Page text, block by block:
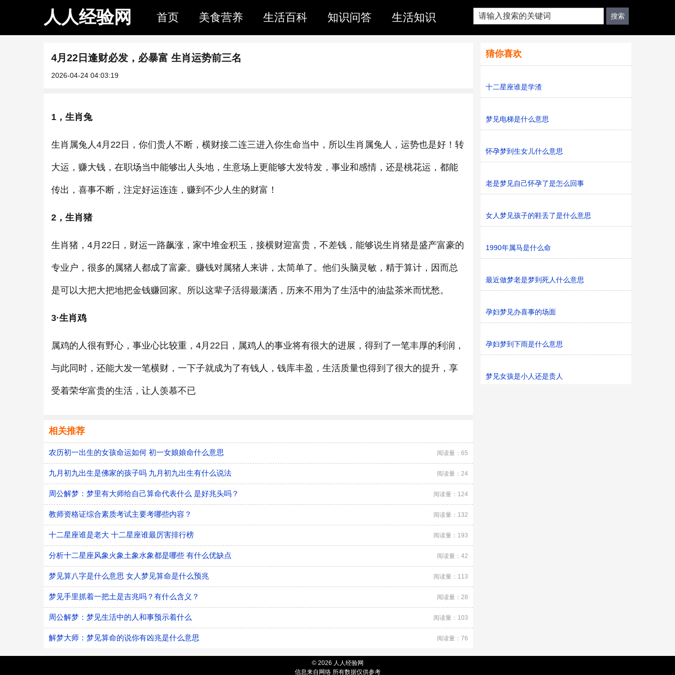
人人经验网 首页 美食营养 生活百科 知识问答 生活知识
4月22日逢财必发，必暴富 生肖运势前三名
2026-04-24 04:03:19
1，生肖兔
生肖属兔人4月22日，你们贵人不断，横财接二连三进入你生命当中，所以生肖属兔人，运势也是好！转
大运，赚大钱，在职场当中能够出人头地，生意场上更能够大发特发，事业和感情，还是桃花运，都能
传出，喜事不断，注定好运连连，赚到不少人生的财富！
2，生肖猪
生肖猪，4月22日，财运一路飙涨，家中堆金积玉，接横财迎富贵，不差钱，能够说生肖猪是盛产富豪的
专业户，很多的属猪人都成了富豪。赚钱对属猪人来讲，太简单了。他们头脑灵敏，精于算计，因而总
是可以大把大把地把金钱赚回家。所以这辈子活得最潇洒，历来不用为了生活中的油盐茶米而忧愁。
3·生肖鸡
属鸡的人很有野心，事业心比较重，4月22日，属鸡人的事业将有很大的进展，得到了一笔丰厚的利润，
与此同时，还能大发一笔横财，一下子就成为了有钱人，钱库丰盈，生活质量也得到了很大的提升，享
受着荣华富贵的生活，让人羡慕不已
相关推荐
农历初一出生的女孩命运如何 初一女娘娘命什么意思 阅读量：65
九月初九出生是佛家的孩子吗 九月初九出生有什么说法 阅读量：24
周公解梦：梦里有大师给自己算命代表什么 是好兆头吗？ 阅读量：124
教师资格证综合素质考试主要考哪些内容？ 阅读量：132
十二星座谁是老大 十二星座谁最厉害排行榜 阅读量：193
分析十二星座风象火象土象水象都是哪些 有什么优缺点 阅读量：42
梦见算八字是什么意思 女人梦见算命是什么预兆 阅读量：113
梦见手里抓着一把土是吉兆吗？有什么含义？ 阅读量：28
周公解梦：梦见生活中的人和事预示着什么 阅读量：103
解梦大师：梦见算命的说你有凶兆是什么意思 阅读量：76
猜你喜欢
十二星座谁是学渣
梦见电梯是什么意思
怀孕梦到生女儿什么意思
老是梦见自己怀孕了是怎么回事
女人梦见孩子的鞋丢了是什么意思
1990年属马是什么命
最近做梦老是梦到死人什么意思
孕妇梦见办喜事的场面
孕妇梦到下雨是什么意思
梦见女孩是小人还是贵人
© 2026 人人经验网
信息来自网络 所有数据仅供参考